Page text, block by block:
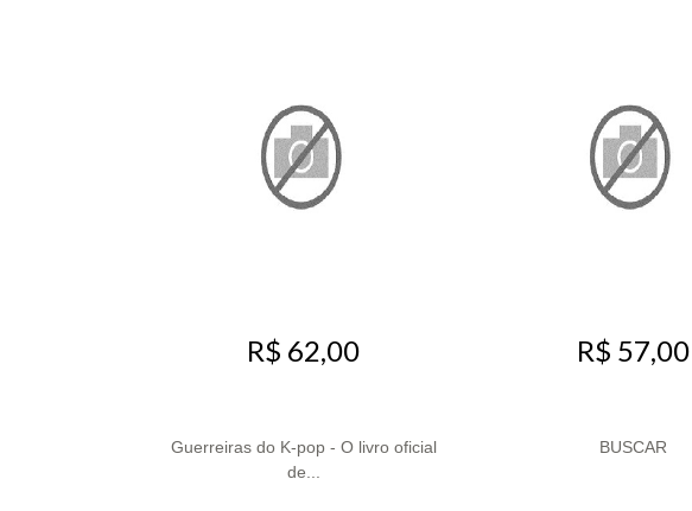
R$ 62,00
Guerreiras do K-pop - O livro oficial
de...
R$ 57,00
BUSCAR